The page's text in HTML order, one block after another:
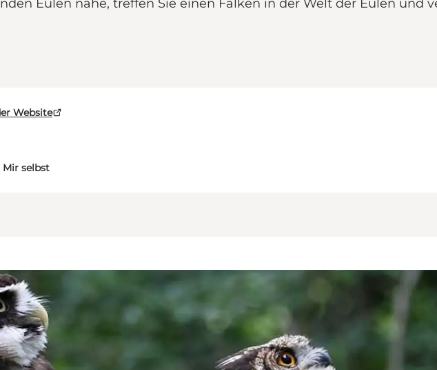
Eulen nahe, treffen Sie einen Falken in der Welt der Eulen und
Website
Mir selbst